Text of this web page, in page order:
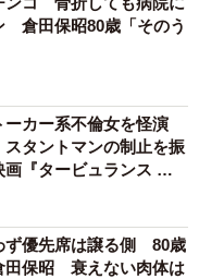
倉田保昭80歳「そのう
ーカー系不倫女を怪演
タントマンの制止を振
『タービュランス 絶
ず優先席は譲る側 80歳
田保昭 衰えない肉体は